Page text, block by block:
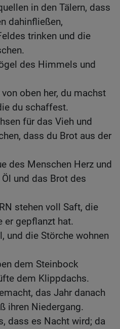
in den Tälern, dass
dahinfließen,
trinken und die
des Himmels und
oben her, du machst
du schaffest.
für das Vieh und
dass du Brot aus der
des Menschen Herz und
und das Brot des
stehen voll Saft, die
er gepflanzt hat.
und die Störche wohnen
dem Steinbock
dem Klippdachs.
das Jahr danach
ihren Niedergang.
dass es Nacht wird; da